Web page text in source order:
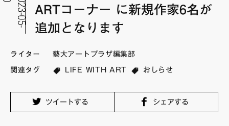
店舗からのお知らせ
公式通販
2
0
2
3
-
0
5
-
3
ARTコーナー に新規作家6名が
追加となります
ライター 藝大アートプラザ編集部
関連タグ LIFE WITH ART おしらせ
ツイートする シェアする